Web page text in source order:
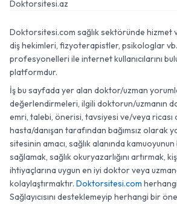
Doktorsitesi.az
Doktorsitesi.com sağlık sektöründe hizmet
diş hekimleri, fizyoterapistler, psikologlar vb.
profesyonelleri ile internet kullanıcılarını
platformdur.
İş bu sayfada yer alan doktor/uzman
değerlendirmeleri, ilgili doktorun/uzmanın
emri, talebi, önerisi, tavsiyesi ve/veya ricası
hasta/danışan tarafından bağımsız olarak
sitesinin amacı, sağlık alanında
sağlamak, sağlık okuryazarlığını artırmak,
ihtiyaçlarına uygun en iyi doktor veya
kolaylaştırmaktır. Doktorsitesi.com
Sağlayıcısını desteklemeyip herhangi bir